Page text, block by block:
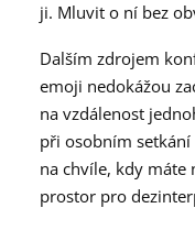
ji. Mluvit o ní bez
Dalším zdrojem
emoji nedokážou
na vzdálenost
při osobním
na chvíle, kdy máte
prostor pro